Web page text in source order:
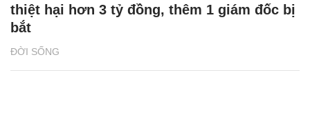
ĐỜI SỐNG
thiệt hại hơn 3 tỷ đồng, thêm 1 giám đốc bị
bắt